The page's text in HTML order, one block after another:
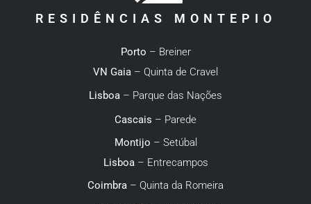
RESIDÊNCIAS MONTEPIO
Porto – Breiner
VN Gaia– Quinta de Cravel
Lisboa – Parque das Nações
Cascais – Parede
Montijo – Setúbal
Lisboa– Entrecampos
Coimbra – Quinta da Romeira